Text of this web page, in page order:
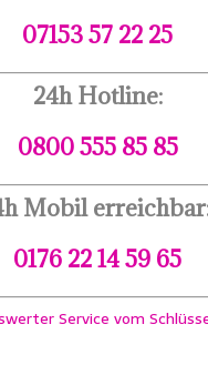
07153 57 22 25
24h Hotline:
0800 555 85 85
Mobil
0176 22 14 59 65
Service vom